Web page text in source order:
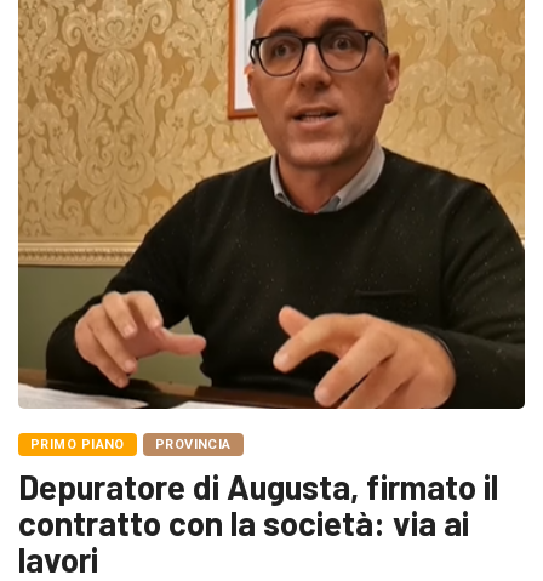
PRIMO PIANO PROVINCIA
Depuratore di Augusta, firmato il
contratto con la società: via ai
lavori